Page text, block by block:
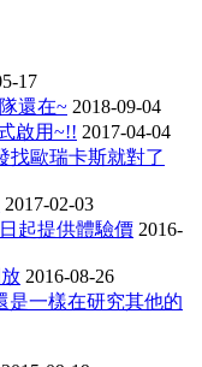
17
還在~ 2018-09-04
啟用~!! 2017-04-04
找歐瑞卡斯就對了
2017-02-03
起提供體驗價 2016-
2016-08-26
是一樣在研究其他的